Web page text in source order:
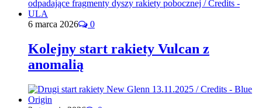
6 marca 2026 0
Kolejny start rakiety Vulcan z
anomalią